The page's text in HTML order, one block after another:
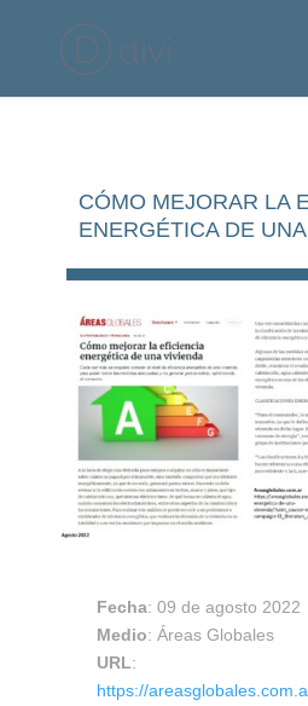
CÓMO MEJORAR LA
ENERGÉTICA DE
Fecha: 09 de agosto 2022
Medio: Áreas Globales
URL:
https://